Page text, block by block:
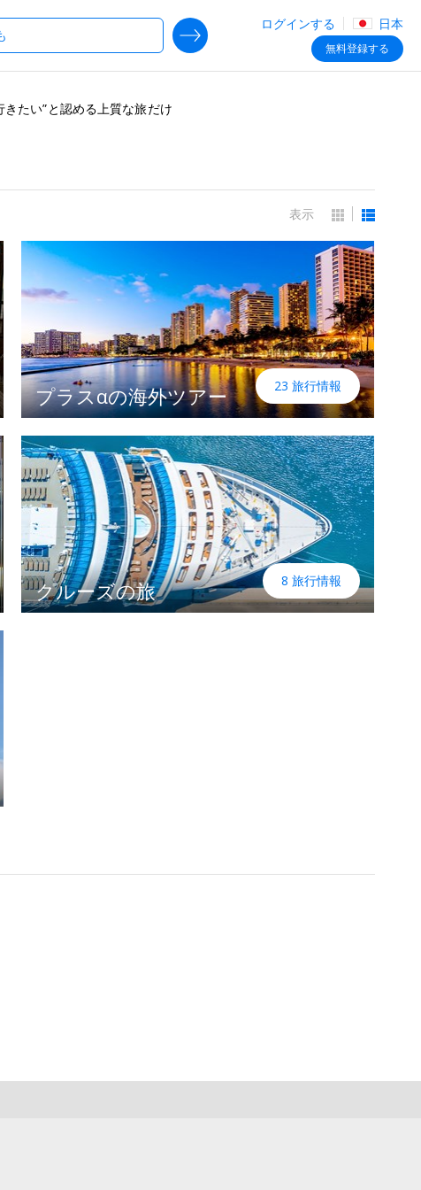
ログインする 日本
無料登録する
SEARCH DEALS
たい”と認める上質な旅だけ
表示
プラスαの海外ツアー 23 旅行情報
クルーズの旅 8 旅行情報